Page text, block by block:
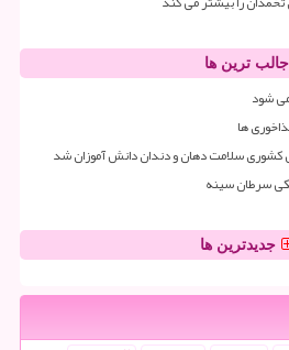
جالب ترین ها
شود
ها
کشوری سلامت دهان و دندان دانش آموزان شد
سرطان سینه
جدیدترین ها